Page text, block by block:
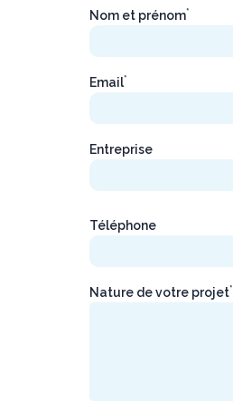
Nom et prénom*
Email*
Entreprise
Téléphone
Nature de votre projet*